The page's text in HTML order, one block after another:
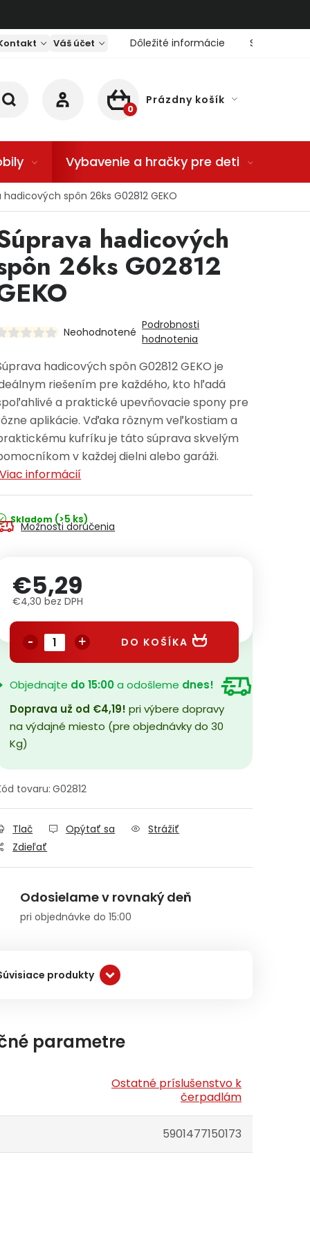
Váš účet Dôležité informácie Servis
NÁKUPNÝ KOŠÍK
Prázdny košík
Vybavenie a hračky pre deti
hadicových spôn 26ks G02812 GEKO
hadicových
26ks G02812
Neohodnotené
Podrobnosti
hodnotenia
hadicových spôn G02812 GEKO je
riešením pre každého, kto hľadá
a praktické upevňovacie spony pre
aplikácie. Vďaka rôznym veľkostiam a
kufríku je táto súprava skvelým
v každej dielni alebo garáži.
Viac informácií
Skladom (>5 ks)
Možnosti doručenia
€5,29
€4,30 bez DPH
DO KOŠÍKA
Objednajte do 15:00a odošleme dnes!
Doprava už od €4,19! pri výbere dopravy
na výdajné miesto (pre objednávky do 30
Kg)
tovaru: G02812
Tlač Opýtať sa
Strážiť
Zdieľať
Odosielame v rovnaký deň
pri objednávke do 15:00
produkty
parametre
Ostatné príslušenstvo k
čerpadlám
5901477150173